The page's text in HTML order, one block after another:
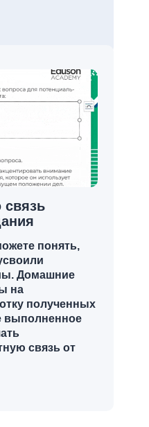
связь
понять,
Домашние
на
полученных
выполненное
связь от